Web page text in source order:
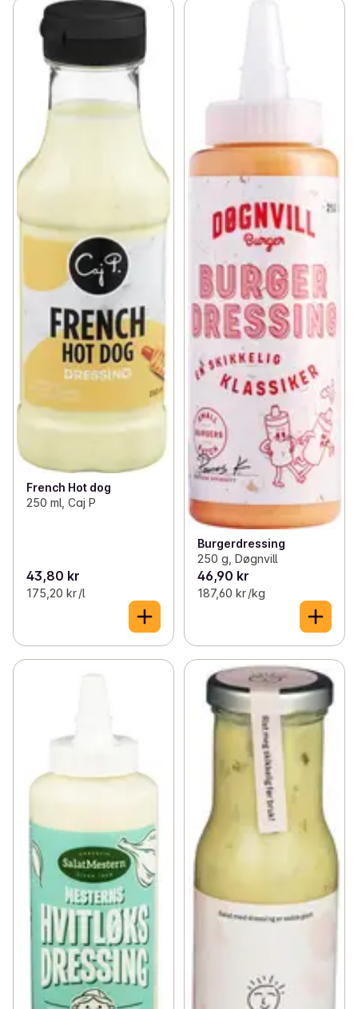
French Hot dog
250 ml, Caj P
43,80 kr
175,20 kr /l
Burgerdressing
250 g, Døgnvill
46,90 kr
187,60 kr /kg